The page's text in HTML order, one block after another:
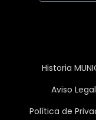
Historia
Aviso Legal
Política de